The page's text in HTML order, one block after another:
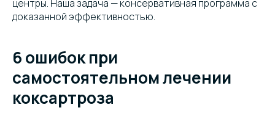
центры. Наша задача — консервативная программа с
доказанной эффективностью.
6 ошибок при
самостоятельном лечении
коксартроза